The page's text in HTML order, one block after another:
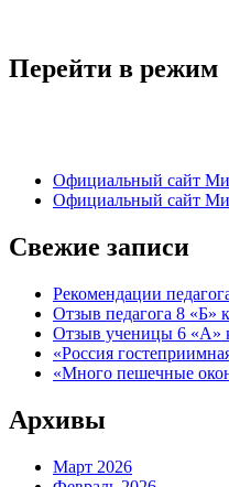
Перейти в режим
Официальный сайт
Официальный сайт
Свежие записи
Рекомендации
Отзыв педагога 8 «Б»
Отзыв ученицы 6 «А»
«Россия
«Много пешечные
Архивы
Март 2026